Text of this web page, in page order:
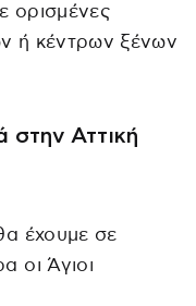
ορισμένες
ή κέντρων ξένων
στην Αττική
έχουμε σε
οι Άγιοι